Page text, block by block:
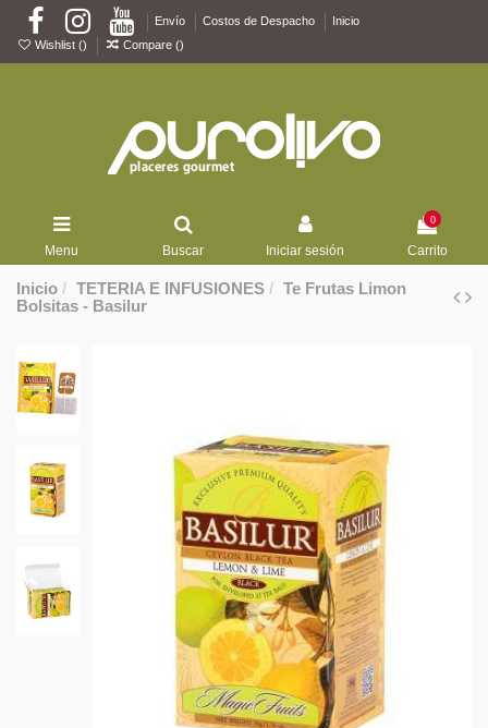
Envío Costos de Despacho
Inicio
Wishlist () Compare ()
Menu Buscar Iniciar sesión
0
Carrito
Inicio TETERIA E INFUSIONES
Te Frutas Limon
Bolsitas - Basilur